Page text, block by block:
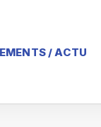
/ ACTU